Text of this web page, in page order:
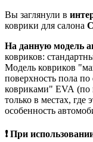
Вы заглянули в
коврики для салона
На данную модель
ковриков:
Модель ковриков
поверхность пола
ковриками" EVA (по
только в местах, где
особенность
❗ При